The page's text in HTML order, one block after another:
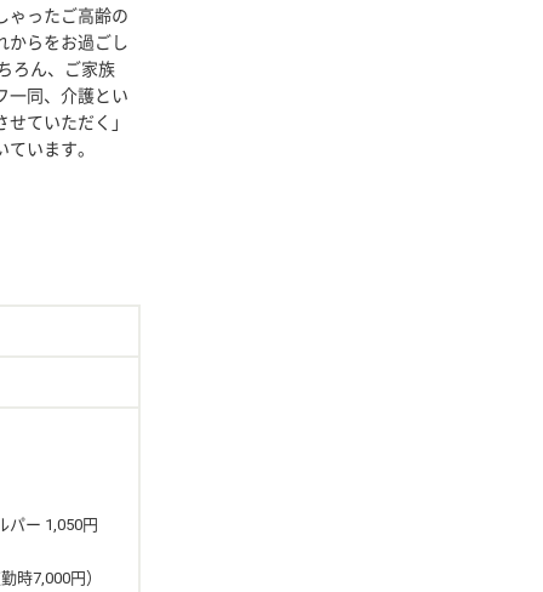
ゃったご高齢の
からをお過ごし
ろん、ご家族
一同、介護とい
ていただく」
います。
パー 1,050円
時7,000円）